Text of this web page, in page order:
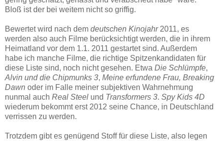
Bloß ist der bei weitem nicht so griffig.
Bewertet wird nach dem deutschen Kinojahr2011, es
werden also auch Filme berücksichtigt werden, die in ihrem
Heimatland vor dem 1.1. 2011 gestartet sind. Außerdem
habe ich manche Filme, die richtige Spitzenkandidaten für
diese Liste sind, noch nicht gesehen. Etwa Die Schlümpfe,
Alvin und die Chipmunks 3, Meine erfundene Frau, Breaking
Dawn oder im Falle meiner subjektiven Wahrnehmung
nunmal auch Real Steel und Transformers 3. Spy Kids 4D
wiederum bekommt erst 2012 seine Chance, in Deutschland
verrissen zu werden.
Trotzdem gibt es genügend Stoff für diese Liste, also legen